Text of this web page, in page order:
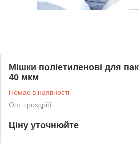
Мішки поліетиленові для
40 мкм
Немає в наявності
Опт і роздріб
Ціну уточнюйте